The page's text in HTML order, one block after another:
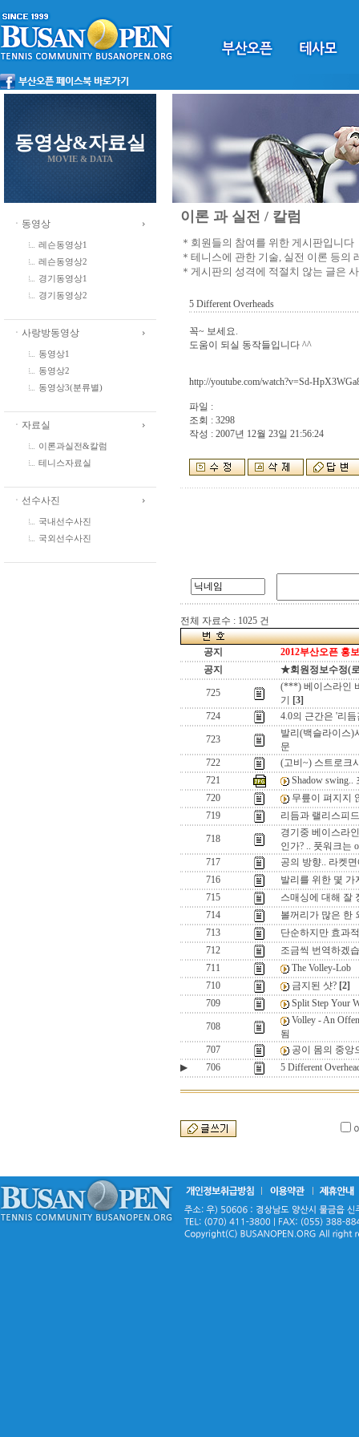
동영상&자료실
MOVIE & DATA
ㆍ동영상
레슨동영상1
레슨동영상2
경기동영상1
경기동영상2
ㆍ사랑방동영상
동영상1
동영상2
동영상3(분류별)
ㆍ자료실
이론과실전&칼럼
테니스자료실
ㆍ선수사진
국내선수사진
국외선수사진
이론 과 실전 / 칼럼
＊회원들의 참여를 위한 게시판입니다
＊테니스에 관한 기술, 실전 이론 등의
＊게시판의 성격에 적절치 않는 글은
5 Different Overheads
꼭~ 보세요.
도움이 되실 동작들입니다 ^^
http://youtube.com/watch?v=Sd-
파일 :
조회 : 3298
작성 : 2007년 12월 23일 21:56:24
전체 자료수 : 1025 건
공지
2012부산오픈 홍
공지
★회원정보수정(
725
(***) 베이스라인
기
[3]
724
4.0의 근간은 '리
723
발리(백슬라이스)
문
722
(고비~) 스트로크
721
Shadow
720
무릎이 펴지지
719
리듬과 랠리스피드
718
경기중 베이스라
인가? .. 풋워크는
717
공의 방향.. 라켓
716
발리를 위한 몇 가
715
스매싱에 대해 잘
714
볼꺼리가 많은 한
713
단순하지만 효과
712
조금씩 번역하겠
711
The Volley-Lob
710
금지된 샷? [2]
709
Split Step Your
708
Volley - An
됨
707
공이 몸의 중앙
▶
706 5 Different